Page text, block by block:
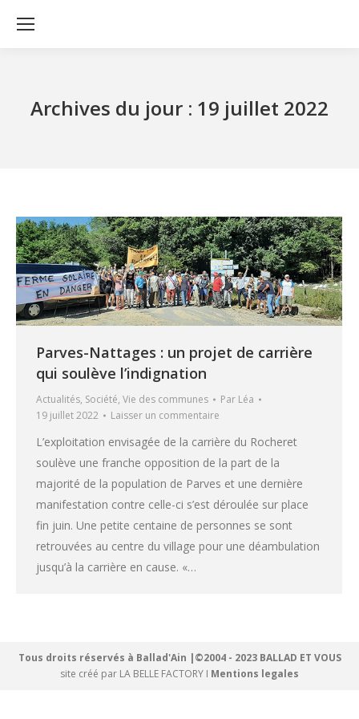
Archives du jour : 19 juillet 2022
Parves-Nattages : un projet de carrière
qui soulève l’indignation
Actualités, Société, Vie des communes Par Léa
19 juillet 2022
Laisser un commentaire
L’exploitation envisagée de la carrière du Rocheret
soulève une franche opposition de la part de la
majorité de la population de Parves et une dernière
manifestation contre celle-ci s’est déroulée sur place
fin juin. Une petite centaine de personnes se sont
retrouvées au centre du village pour une déambulation
jusqu’à la carrière en cause. «…
Tous droits réservés à Ballad'Ain |©2004 - 2023 BALLAD ET VOUS
site créé par LA BELLE FACTORY I Mentions legales